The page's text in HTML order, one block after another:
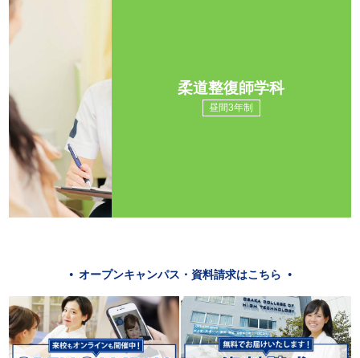
柔道整復師学科
昼間3年制
オープンキャンパス・資料請求はこちら